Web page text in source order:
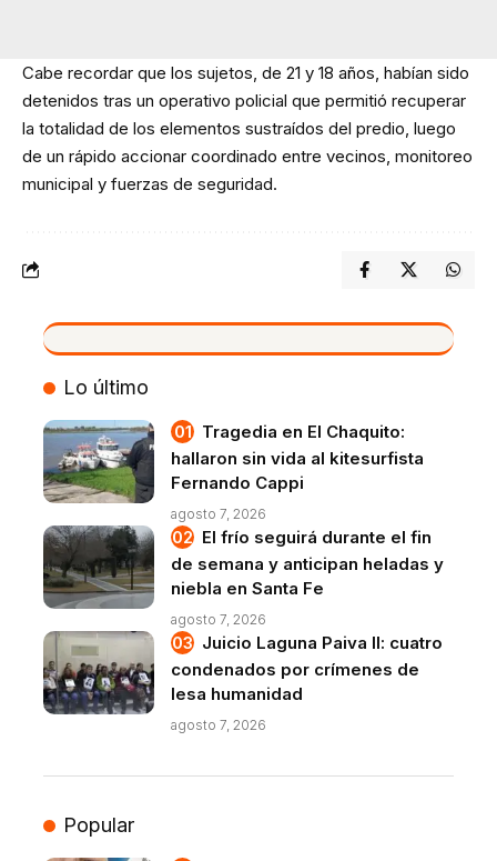
Cabe recordar que los sujetos, de 21 y 18 años, habían sido
detenidos tras un operativo policial que permitió recuperar
la totalidad de los elementos sustraídos del predio, luego
de un rápido accionar coordinado entre vecinos, monitoreo
municipal y fuerzas de seguridad.
VIVO
Lo último
Tragedia en El Chaquito:
hallaron sin vida al kitesurfista
Fernando Cappi
agosto 7, 2026
El frío seguirá durante el fin
de semana y anticipan heladas y
niebla en Santa Fe
agosto 7, 2026
Juicio Laguna Paiva II: cuatro
condenados por crímenes de
lesa humanidad
agosto 7, 2026
Popular